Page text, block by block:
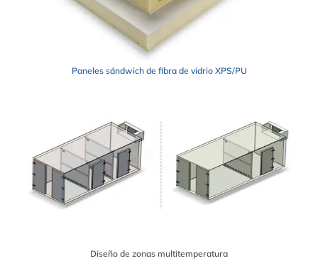
Paneles sándwich de fibra de vidrio XPS/PU
Diseño de zonas multitemperatura